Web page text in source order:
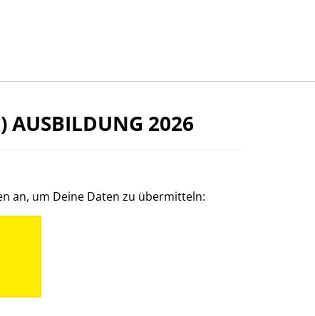
2026
an, um Deine Daten zu übermitteln: